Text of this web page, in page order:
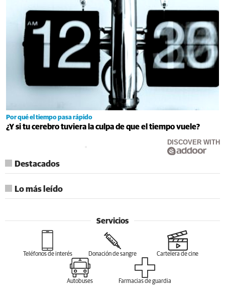
Por qué el tiempo pasa rápido
¿Y si tu cerebro tuviera la culpa de que el tiempo vuele?
DISCOVER WITH
Destacados
Lo más leído
Servicios
Teléfonos de interés Donación de sangre Cartelera de cine
Autobuses Farmacias de guardia